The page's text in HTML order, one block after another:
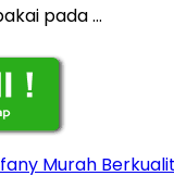
pada …
Murah